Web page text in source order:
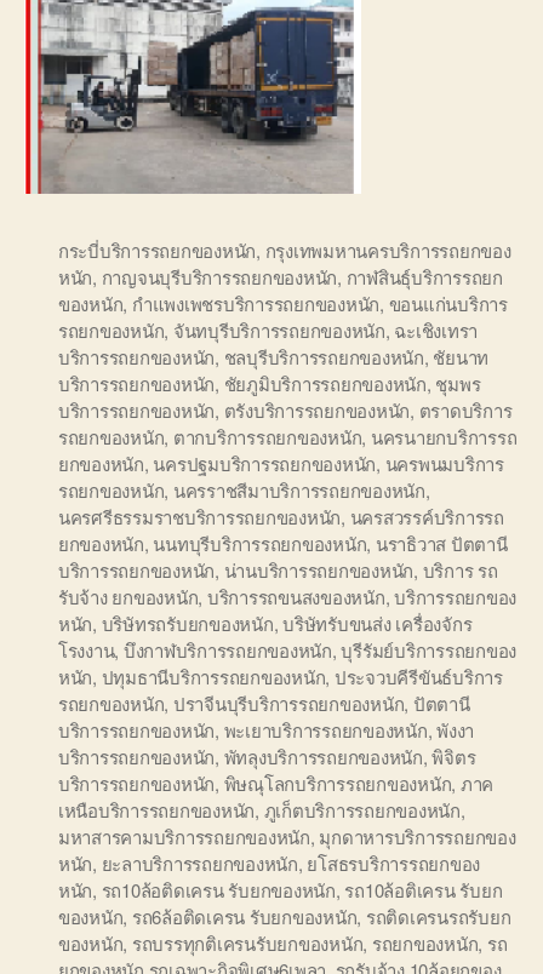
กระบี่บริการรถยกของหนัก, กรุงเทพมหานครบริการรถยกของ
หนัก, กาญจนบุรีบริการรถยกของหนัก, กาฬสินธุ์บริการรถยก
ของหนัก, กำแพงเพชรบริการรถยกของหนัก, ขอนแก่นบริการ
รถยกของหนัก, จันทบุรีบริการรถยกของหนัก, ฉะเชิงเทรา
บริการรถยกของหนัก, ชลบุรีบริการรถยกของหนัก, ชัยนาท
บริการรถยกของหนัก, ชัยภูมิบริการรถยกของหนัก, ชุมพร
บริการรถยกของหนัก, ตรังบริการรถยกของหนัก, ตราดบริการ
รถยกของหนัก, ตากบริการรถยกของหนัก, นครนายกบริการรถ
ยกของหนัก, นครปฐมบริการรถยกของหนัก, นครพนมบริการ
รถยกของหนัก, นครราชสีมาบริการรถยกของหนัก,
นครศรีธรรมราชบริการรถยกของหนัก, นครสวรรค์บริการรถ
ยกของหนัก, นนทบุรีบริการรถยกของหนัก, นราธิวาส ปัตตานี
บริการรถยกของหนัก, น่านบริการรถยกของหนัก, บริการ รถ
รับจ้าง ยกของหนัก, บริการรถขนสงของหนัก,บริการรถยกของ
หนัก, บริษัทรถรับยกของหนัก,บริษัทรับขนส่ง เครื่องจักร
โรงงาน, บึงกาฬบริการรถยกของหนัก,บุรีรัมย์บริการรถยกของ
หนัก, ปทุมธานีบริการรถยกของหนัก, ประจวบคีรีขันธ์บริการ
รถยกของหนัก, ปราจีนบุรีบริการรถยกของหนัก, ปัตตานี
บริการรถยกของหนัก, พะเยาบริการรถยกของหนัก,พังงา
บริการรถยกของหนัก, พัทลุงบริการรถยกของหนัก,พิจิตร
บริการรถยกของหนัก, พิษณุโลกบริการรถยกของหนัก, ภาค
เหนือบริการรถยกของหนัก, ภูเก็ตบริการรถยกของหนัก,
มหาสารคามบริการรถยกของหนัก, มุกดาหารบริการรถยกของ
หนัก, ยะลาบริการรถยกของหนัก, ยโสธรบริการรถยกของ
หนัก, รถ10ล้อติดเครน รับยกของหนัก, รถ10ล้อติเครน รับยก
ของหนัก, รถ6ล้อติดเครน รับยกของหนัก, รถติดเครนรถรับยก
ของหนัก, รถบรรทุกติเครนรับยกของหนัก, รถยกของหนัก, รถ